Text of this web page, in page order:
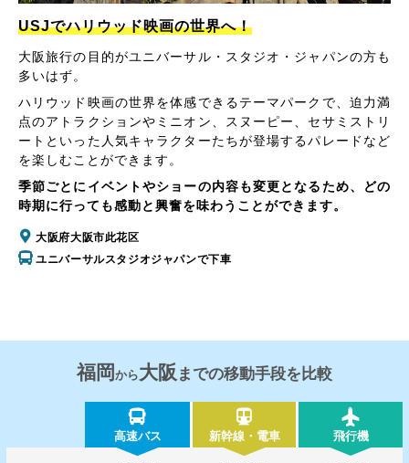
USJでハリウッド映画の世界へ！
大阪旅行の目的がユニバーサル・スタジオ・ジャパンの方も
多いはず。
ハリウッド映画の世界を体感できるテーマパークで、迫力満
点のアトラクションやミニオン、スヌーピー、セサミストリ
ートといった人気キャラクターたちが登場するパレードなど
を楽しむことができます。
季節ごとにイベントやショーの内容も変更となるため、どの
時期に行っても感動と興奮を味わうことができます。
大阪府大阪市此花区
ユニバーサルスタジオジャパンで下車
福岡 から大阪 までの移動手段を比較
高速バス 新幹線・電車 飛行機